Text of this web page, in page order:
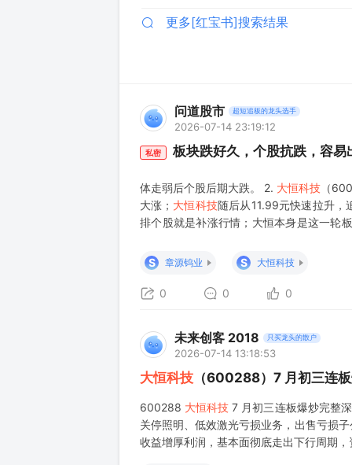
更多[红宝书]搜索结果
问道股市 超短追板的龙头选手
2026-07-14 23:19:12
私密 板块跌好久，个股抗跌，容易
体走弱后个股后期大跌。 2. 大恒科技 （
大涨； 大恒科技随后从11.99元快速拉升，
排个股就是补涨行情；大恒本身是这一轮
照盘面，新手照做即可） 判定核心逻
S 章源钨业 S 大恒科技
0 0 0
未来创客 2018 只买龙头的散户
2026-07-14 13:18:53
大恒科技 （600288）7 月初三连
600288 大恒科技 7 月初三连板爆炒完整
关停照明、低效激光亏损业务，出售亏损
收益增厚利润，基本面彻底走出下行周期